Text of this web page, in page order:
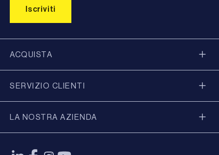
ACQUISTA
SERVIZIO CLIENTI
LA NOSTRA AZIENDA